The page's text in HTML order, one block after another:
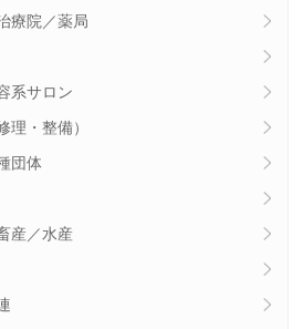
療院／薬局
系サロン
理・整備）
団体
産／水産